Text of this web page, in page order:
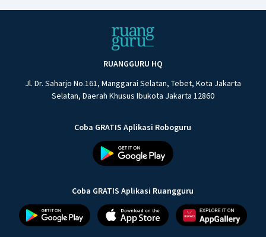
RUANGGURU HQ
Jl. Dr. Saharjo No.161, Manggarai Selatan, Tebet, Kota Jakarta
Selatan, Daerah Khusus Ibukota Jakarta 12860
Coba GRATIS Aplikasi Roboguru
Coba GRATIS Aplikasi Ruangguru